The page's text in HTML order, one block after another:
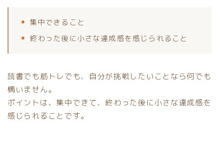
集中できること
終わった後に小さな達成感を感じられること
読書でも筋トレでも、自分が挑戦したいことなら何でも
構いません。
ポイントは、集中できて、終わった後に小さな達成感を
感じられることです。